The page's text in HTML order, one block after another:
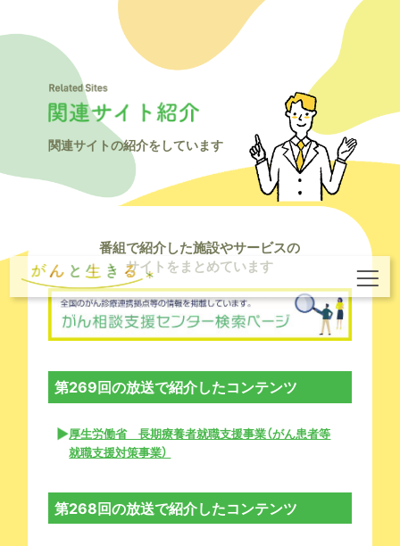
関連サイトの紹介をしています
番組で紹介した施設やサービスの
サイトをまとめています
第269回の放送で紹介したコンテンツ
厚生労働省 長期療養者就職支援事業（がん患者等
就職支援対策事業）
第268回の放送で紹介したコンテンツ